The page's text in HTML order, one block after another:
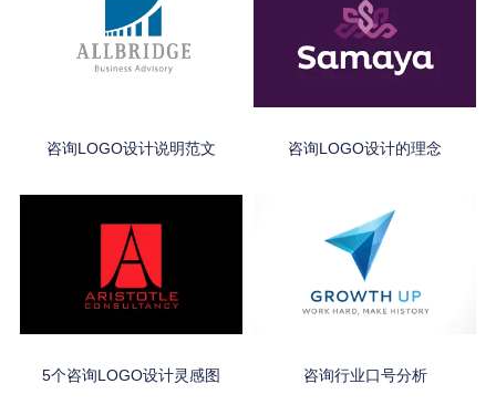
咨询LOGO设计说明范文 咨询LOGO设计的理念
5个咨询LOGO设计灵感图 咨询行业口号分析